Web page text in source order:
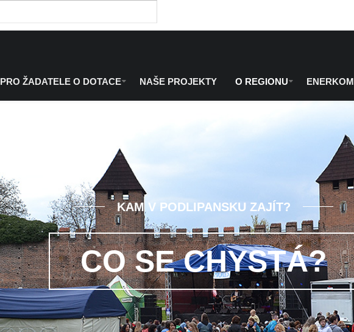
PRO ŽADATELE O DOTACE NAŠE PROJEKTY O REGIONU ENERKOM
KAM V PODLIPANSKU ZAJÍT?
CO SE CHYSTÁ?